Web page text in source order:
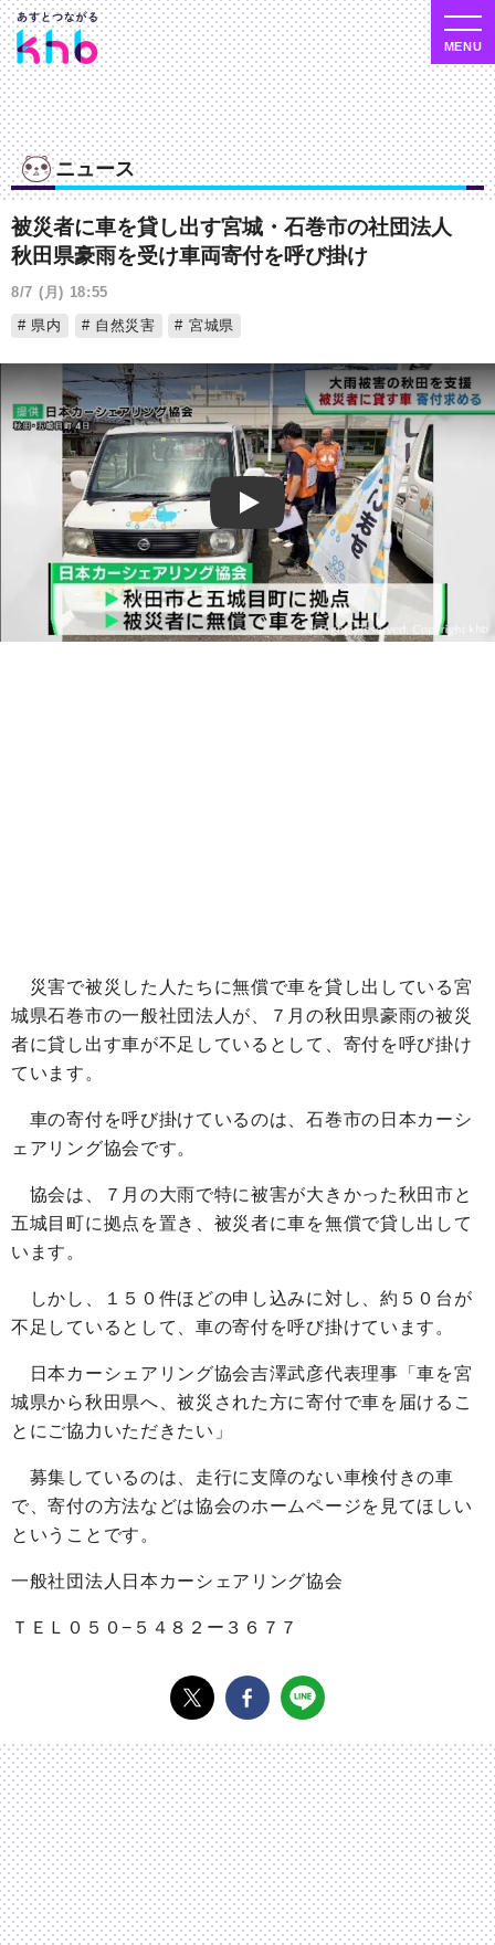
ニュース
被災者に車を貸し出す宮城・石巻市の社団法人
秋田県豪雨を受け車両寄付を呼び掛け
8/7 (月) 18:55
県内
自然災害 宮城県
Play
災害で被災した人たちに無償で車を貸し出している宮
城県石巻市の一般社団法人が、７月の秋田県豪雨の被災
者に貸し出す車が不足しているとして、寄付を呼び掛け
ています。
車の寄付を呼び掛けているのは、石巻市の日本カーシ
ェアリング協会です。
協会は、７月の大雨で特に被害が大きかった秋田市と
五城目町に拠点を置き、被災者に車を無償で貸し出して
います。
しかし、１５０件ほどの申し込みに対し、約５０台が
不足しているとして、車の寄付を呼び掛けています。
日本カーシェアリング協会吉澤武彦代表理事「車を宮
城県から秋田県へ、被災された方に寄付で車を届けるこ
とにご協力いただきたい」
募集しているのは、走行に支障のない車検付きの車
で、寄付の方法などは協会のホームページを見てほしい
ということです。
一般社団法人日本カーシェアリング協会
ＴＥＬ０５０−５４８２ー３６７７